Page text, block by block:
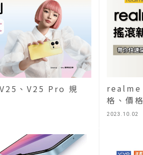
、V25 Pro 規
2023.10.02
realme
格、價